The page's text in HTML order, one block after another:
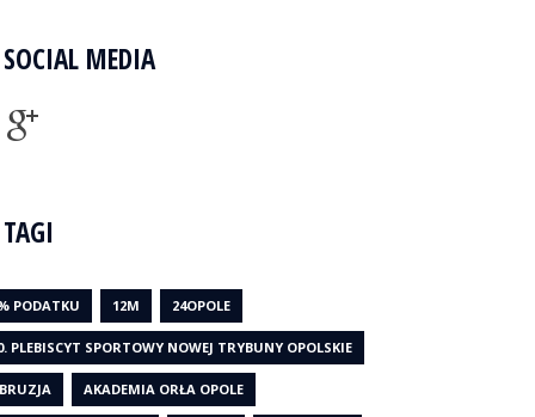
SOCIAL MEDIA
TAGI
PODATKU 12M 24OPOLE
PLEBISCYT SPORTOWY NOWEJ TRYBUNY OPOLSKIE
AKADEMIA ORŁA OPOLE